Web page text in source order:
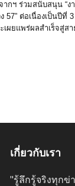
ากฯ ร่วมสนับสนุน “ง
57” ต่อเนื่องเป็นปีที่
เผยแพร่ผลสำเร็จสู่ส
เกี่ยวกับเรา
"รู้ลึกรู้จริงทุกข่